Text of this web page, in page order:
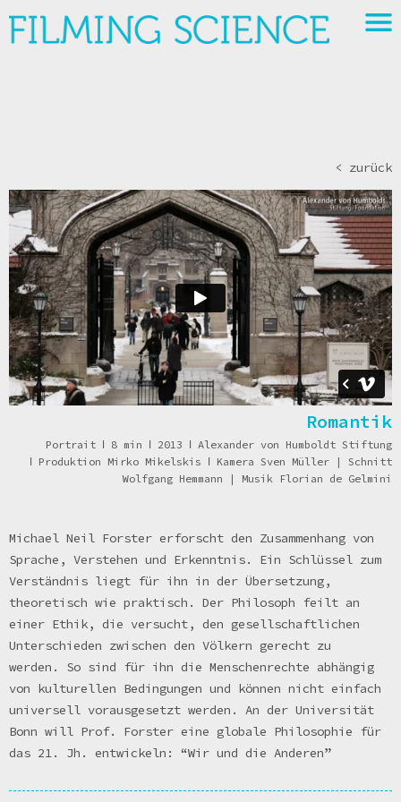
< zurück
Romantik
Portrait ǀ 8 min ǀ 2013 ǀ Alexander von Humboldt Stiftung
ǀ Produktion Mirko Mikelskis ǀ Kamera Sven Müller | Schnitt
Wolfgang Hemmann | Musik Florian de Gelmini
Michael Neil Forster erforscht den Zusammenhang von
Sprache, Verstehen und Erkenntnis. Ein Schlüssel zum
Verständnis liegt für ihn in der Übersetzung,
theoretisch wie praktisch. Der Philosoph feilt an
einer Ethik, die versucht, den gesellschaftlichen
Unterschieden zwischen den Völkern gerecht zu
werden. So sind für ihn die Menschenrechte abhängig
von kulturellen Bedingungen und können nicht einfach
universell vorausgesetzt werden. An der Universität
Bonn will Prof. Forster eine globale Philosophie für
das 21. Jh. entwickeln: “Wir und die Anderen”